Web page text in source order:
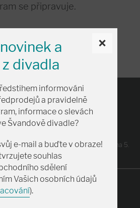
se připravuje.
a je podporovánoměstskou částí Praha 5.
318 666
×
a
divadla
informováni
a pravidelně
informace o slevách
Švandově divadle?
e-mail a buďte v obraze!
souhlas
sdělení
Vašich osobních údajů
).